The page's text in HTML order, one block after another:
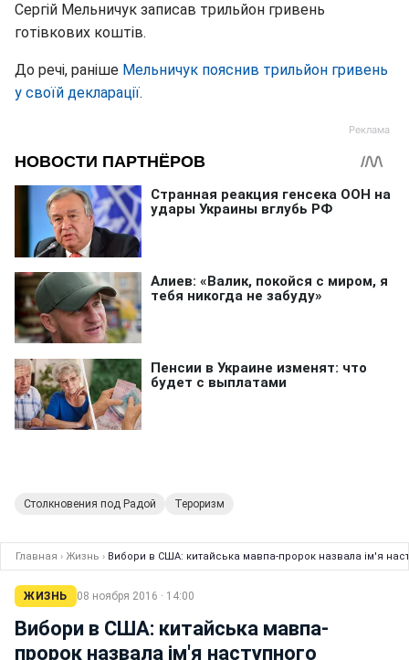
Сергій Мельничук записав трильйон гривень
готівкових коштів.
До речі, раніше Мельничук пояснив трильйон гривень
у своїй декларації.
Столкновения под Радой Тероризм
Главная › Жизнь › Вибори в США: китайська мавпа-пророк назвала ім'я
ЖИЗНЬ 08 ноября 2016 · 14:00
Вибори в США: китайська мавпа-
пророк назвала ім'я наступного